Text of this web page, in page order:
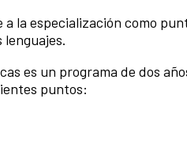
a la especialización como
es un programa de dos
puntos: